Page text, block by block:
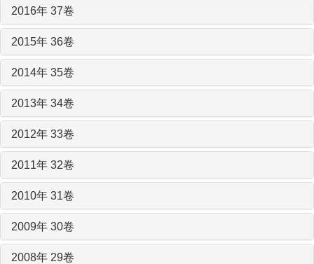
2016年 37卷
2015年 36卷
2014年 35卷
2013年 34卷
2012年 33卷
2011年 32卷
2010年 31卷
2009年 30卷
2008年 29卷